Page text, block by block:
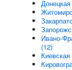
Ивано-
(12)